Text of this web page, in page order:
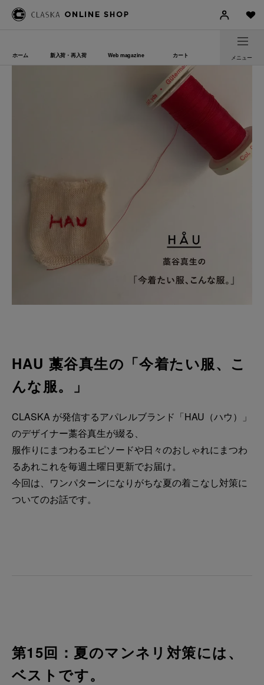
ホーム 新入荷・再入荷 Web magazine カート メニュー
HAU 藁谷真生の「今着たい服、こ
んな服。」
CLASKA が発信するアパレルブランド「HAU（ハウ）」
のデザイナー藁谷真生が綴る、
服作りにまつわるエピソードや日々のおしゃれにまつわ
るあれこれを毎週土曜日更新でお届け。
今回は、ワンパターンになりがちな夏の着こなし対策に
ついてのお話です。
第15回：夏のマンネリ対策には、
ベストです。